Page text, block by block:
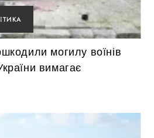
могилу воїнів
вимагає